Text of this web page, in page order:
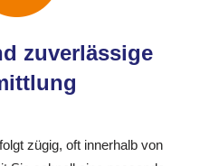
zuverlässige
zügig, oft innerhalb von